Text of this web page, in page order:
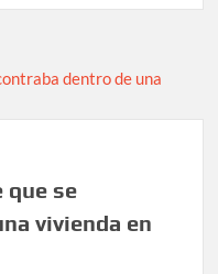
que se
vivienda en